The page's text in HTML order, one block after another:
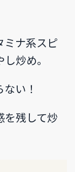
ミナ系スピ
炒め。
い！
を残して炒